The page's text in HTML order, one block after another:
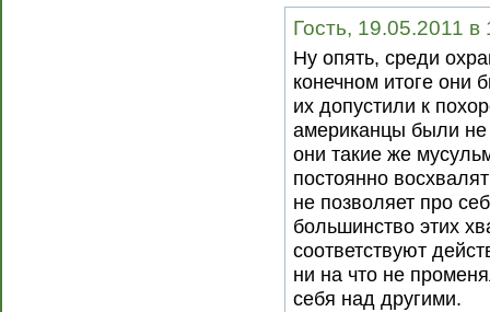
Гость, 19.05.2011
Ну опять, среди
конечном итоге
их допустили к
американцы были не
они такие же
постоянно
не позволяет про
большинство этих
соответствуют
ни на что не
себя над другими.